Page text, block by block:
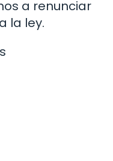
a renunciar
la ley.